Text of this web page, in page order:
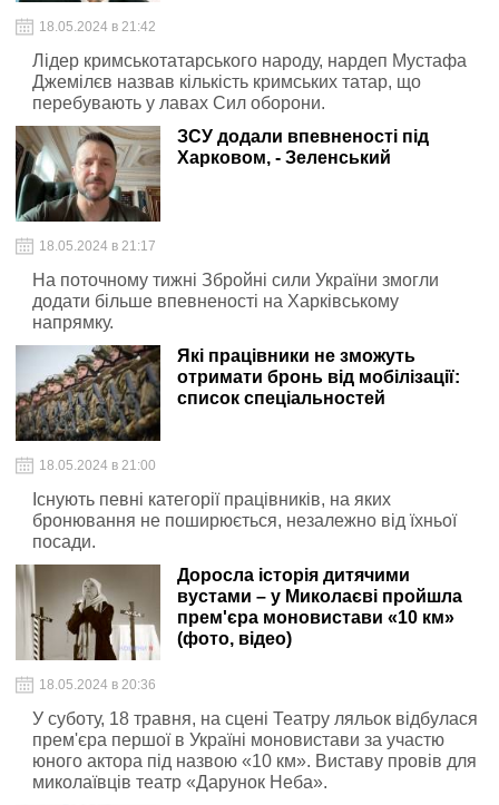
18.05.2024 в 21:42
Лідер кримськотатарського народу, нардеп Мустафа
Джемілєв назвав кількість кримських татар, що
перебувають у лавах Сил оборони.
ЗСУ додали впевненості під
Харковом, - Зеленський
18.05.2024 в 21:17
На поточному тижні Збройні сили України змогли
додати більше впевненості на Харківському
напрямку.
Які працівники не зможуть
отримати бронь від мобілізації:
список спеціальностей
18.05.2024 в 21:00
Існують певні категорії працівників, на яких
бронювання не поширюється, незалежно від їхньої
посади.
Доросла історія дитячими
вустами – у Миколаєві пройшла
прем'єра моновистави «10 км»
(фото, відео)
18.05.2024 в 20:36
У суботу, 18 травня, на сцені Театру ляльок відбулася
прем'єра першої в Україні моновистави за участю
юного актора під назвою «10 км». Виставу провів для
миколаївців театр «Дарунок Неба».